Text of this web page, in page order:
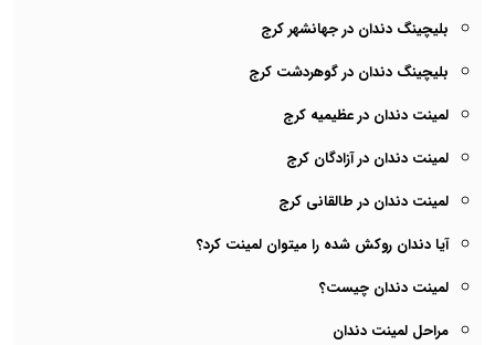
بلیچینگ دندان در جهانشهر کرج
بلیچینگ دندان در گوهردشت کرج
لمینت دندان در عظیمیه کرج
لمینت دندان در آزادگان کرج
لمینت دندان در طالقانی کرج
آیا دندان روکش شده را میتوان لمینت کرد؟
لمینت دندان چیست؟
مراحل لمینت دندان